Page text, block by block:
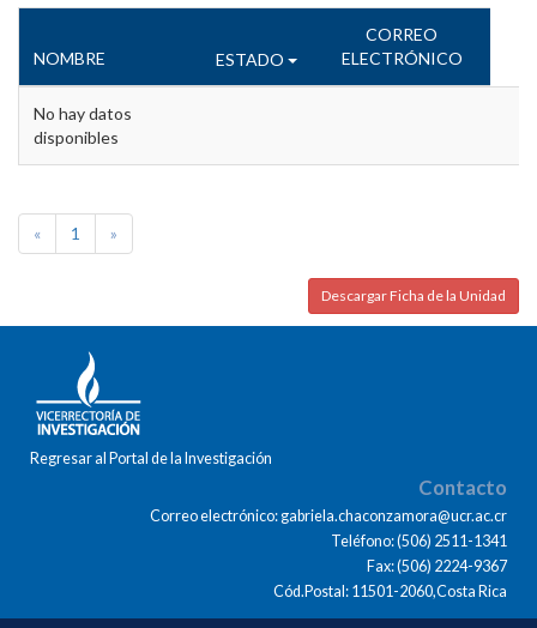
NOMBRE ESTADO
CORREO
ELECTRÓNICO
No hay datos
disponibles
« 1 »
Descargar Ficha de la Unidad
Regresar al Portal de la Investigación
Contacto
Correo electrónico: gabriela.chaconzamora@ucr.ac.cr
Teléfono: (506) 2511-1341
Fax: (506) 2224-9367
Cód.Postal: 11501-2060,Costa Rica